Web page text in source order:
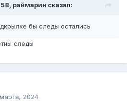
раймарин сказал:
бы следы остались
следы
2024